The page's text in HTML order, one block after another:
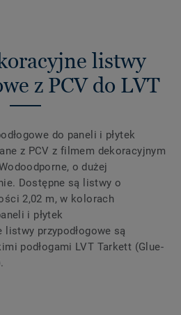
listwy
z PCV do LVT
do paneli i płytek
z PCV z filmem dekoracyjnym
o dużej
Dostępne są listwy o
2,02 m, w kolorach
i płytek
przypodłogowe są
podłogami LVT Tarkett (Glue-